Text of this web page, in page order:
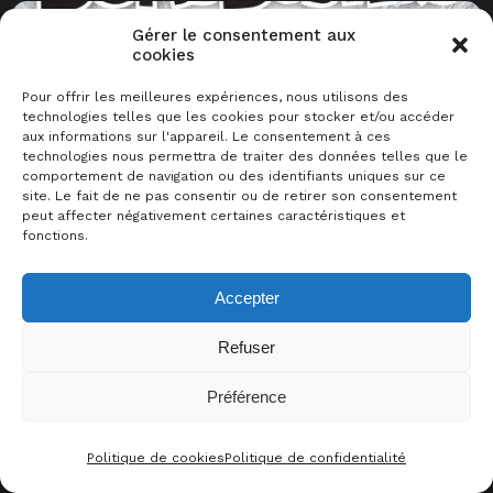
Gérer le consentement aux
cookies
Pour offrir les meilleures expériences, nous utilisons des
technologies telles que les cookies pour stocker et/ou accéder
aux informations sur l'appareil. Le consentement à ces
technologies nous permettra de traiter des données telles que le
comportement de navigation ou des identifiants uniques sur ce
site. Le fait de ne pas consentir ou de retirer son consentement
peut affecter négativement certaines caractéristiques et
fonctions.
Accepter
Refuser
Préférence
Politique de cookiesPolitique de confidentialité
coopération communication restreinte déduction évolutif 2024
Bomb Busters
Politique de confidentialité
CONTACT